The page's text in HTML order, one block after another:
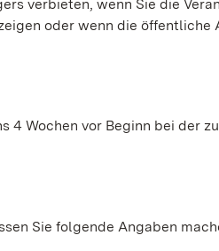
verbieten, wenn Sie die
oder wenn die öffentliche
4 Wochen vor Beginn bei der
Sie folgende Angaben